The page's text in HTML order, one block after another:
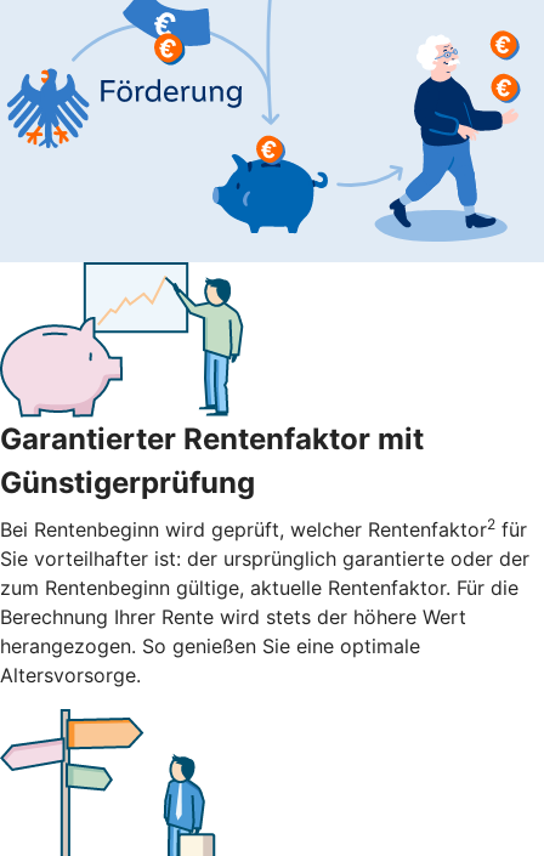
Garantierter Rentenfaktor mit
Günstigerprüfung
Bei Rentenbeginn wird geprüft, welcher Rentenfaktor2 für
Sie vorteilhafter ist: der ursprünglich garantierte oder der
zum Rentenbeginn gültige, aktuelle Rentenfaktor. Für die
Berechnung Ihrer Rente wird stets der höhere Wert
herangezogen. So genießen Sie eine optimale
Altersvorsorge.